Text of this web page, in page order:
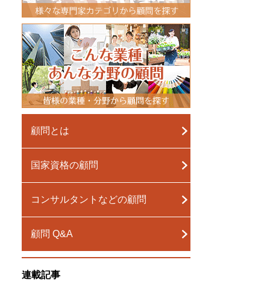
顧問とは
国家資格の顧問
コンサルタントなどの顧問
顧問 Q&A
連載記事